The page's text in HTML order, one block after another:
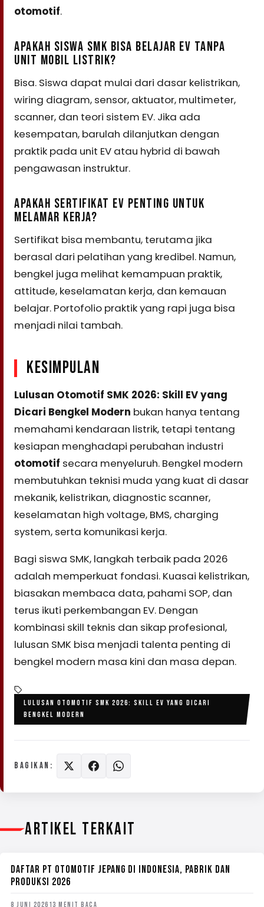
otomotif.
APAKAH SISWA SMK BISA BELAJAR EV TANPA
UNIT MOBIL LISTRIK?
Bisa. Siswa dapat mulai dari dasar kelistrikan,
wiring diagram, sensor, aktuator, multimeter,
scanner, dan teori sistem EV. Jika ada
kesempatan, barulah dilanjutkan dengan
praktik pada unit EV atau hybrid di bawah
pengawasan instruktur.
APAKAH SERTIFIKAT EV PENTING UNTUK
MELAMAR KERJA?
Sertifikat bisa membantu, terutama jika
berasal dari pelatihan yang kredibel. Namun,
bengkel juga melihat kemampuan praktik,
attitude, keselamatan kerja, dan kemauan
belajar. Portofolio praktik yang rapi juga bisa
menjadi nilai tambah.
KESIMPULAN
Lulusan Otomotif SMK 2026: Skill EV yang
Dicari Bengkel Modern bukan hanya tentang
memahami kendaraan listrik, tetapi tentang
kesiapan menghadapi perubahan industri
otomotif secara menyeluruh. Bengkel modern
membutuhkan teknisi muda yang kuat di dasar
mekanik, kelistrikan, diagnostic scanner,
keselamatan high voltage, BMS, charging
system, serta komunikasi kerja.
Bagi siswa SMK, langkah terbaik pada 2026
adalah memperkuat fondasi. Kuasai kelistrikan,
biasakan membaca data, pahami SOP, dan
terus ikuti perkembangan EV. Dengan
kombinasi skill teknis dan sikap profesional,
lulusan SMK bisa menjadi talenta penting di
bengkel modern masa kini dan masa depan.
LULUSAN OTOMOTIF SMK 2026: SKILL EV YANG DICARI
BENGKEL MODERN
BAGIKAN:
ARTIKEL TERKAIT
BERITA OTOMOTIF
DAFTAR PT OTOMOTIF JEPANG DI INDONESIA, PABRIK DAN
PRODUKSI 2026
8 JUNI 2026 13 MENIT BACA